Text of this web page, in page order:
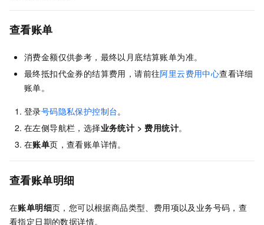
查看账单
消费金额仅供参考，最终以月底结算账单为准。
最终抵扣代金券的结算费用，请前往阿里云费用中心查看详细
账单。
登录号码隐私保护控制台。
在左侧导航栏，选择业务统计 >费用统计。
在账单页，查看账单详情。
查看账单明细
在账单明细页，您可以根据商品类型、费用项以及业务号码，查
看指定日期的数据详情。